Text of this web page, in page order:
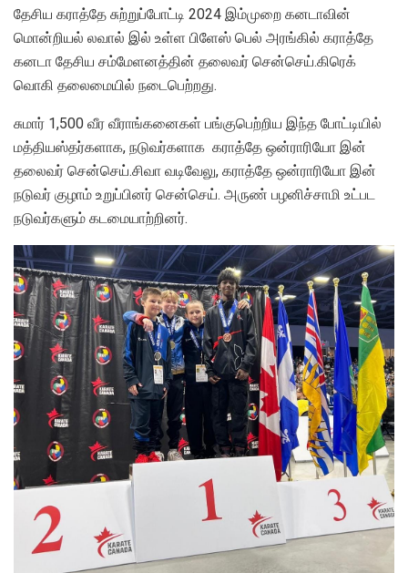
தேசிய கராத்தே சுற்றுப்போட்டி 2024 இம்முறை கனடாவின்
மொன்றியல் லவால் இல் உள்ள பிளேஸ் பெல் அரங்கில் கராத்தே
கனடா தேசிய சம்மேளனத்தின் தலைவர் சென்செய்.கிரெக்
வொகி தலைமையில் நடைபெற்றது.
சுமார் 1,500 வீர வீராங்கனைகள் பங்குபெற்றிய இந்த போட்டியில்
மத்தியஸ்தர்களாக, நடுவர்களாக கராத்தே ஒன்ராரியோ இன்
தலைவர் சென்செய்.சிவா வடிவேலு, கராத்தே ஒன்ராரியோ இன்
நடுவர் குழாம் உறுப்பினர் சென்செய். அருண் பழனிச்சாமி உட்பட
நடுவர்களும் கடமையாற்றினர்.